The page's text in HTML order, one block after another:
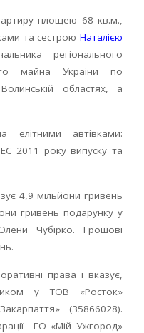
площею 68 кв.м.,
та сестрою Наталією
регіонального
майна Украіни по
областях, а
елітними автівками:
2011 року випуску та
4,9 мільйони гривень
гривень подарунку у
Чубірко. Грошові
права і вказує,
у ТОВ «Росток»
(35866028).
ГО «Мій Ужгород»